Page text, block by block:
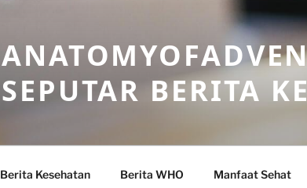
SEPUTAR BERITA
Berita Kesehatan Berita WHO Manfaat Sehat